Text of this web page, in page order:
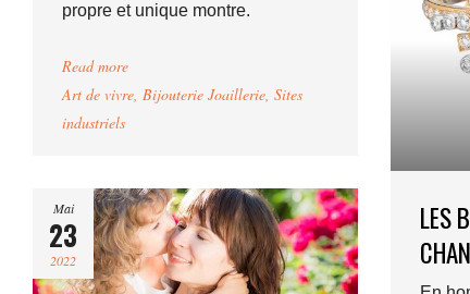
propre et unique montre.
Read more
Art de vivre, Bijouterie Joaillerie, Sites
industriels
LES
Mai
23
2022